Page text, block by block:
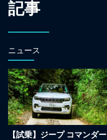
記事
ニュース
【試乗】ジープ コマンダー